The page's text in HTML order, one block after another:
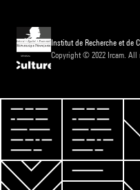
Institut de Recherche et de
Copyright © 2022 Ircam. All